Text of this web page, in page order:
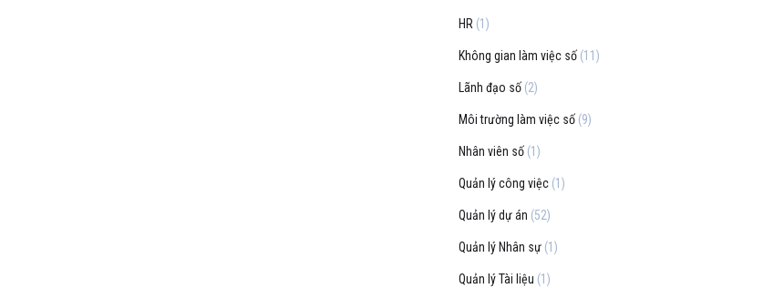
HR (1)
Không gian làm việc số (11)
Lãnh đạo số (2)
Môi trường làm việc số (9)
Nhân viên số (1)
Quản lý công việc (1)
Quản lý dự án (52)
Quản lý Nhân sự (1)
Quản lý Tài liệu (1)